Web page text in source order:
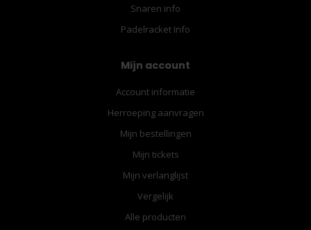
Snaren info
Padelracket Info
Mijn account
Account informatie
Herroeping aanvragen
Mijn bestellingen
Mijn tickets
Mijn verlanglijst
Vergelijk
Alle producten